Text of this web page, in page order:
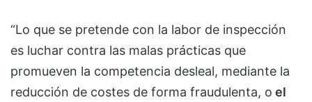
“Lo que se pretende con la labor de inspección
es luchar contra las malas prácticas que
promueven la competencia desleal, mediante la
reducción de costes de forma fraudulenta, o el